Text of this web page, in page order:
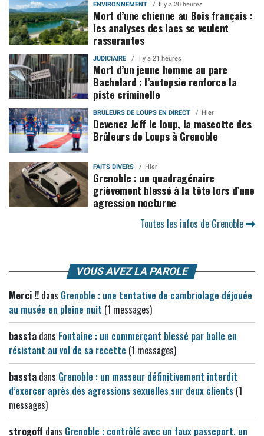
ENVIRONNEMENT Il y a 20 heures
Mort d’une chienne au Bois français :
les analyses des lacs se veulent
rassurantes
JUDICIAIRE Il y a 21 heures
Mort d’un jeune homme au parc
Bachelard : l’autopsie renforce la
piste criminelle
BRÛLEURS DE LOUPS EN DIRECT Hier
Devenez Jeff le loup, la mascotte des
Brûleurs de Loups à Grenoble
FAITS DIVERS Hier
Grenoble : un quadragénaire
grièvement blessé à la tête lors d’une
agression nocturne
Toutes les infos de Grenoble
VOUS AVEZ LA PAROLE
Merci !! dans Grenoble : une tentative de cambriolage déjouée
au musée en pleine nuit (1 messages)
bassta dans Fontaine : un commerçant blessé par balle en
résistant au vol de sa recette (1 messages)
bassta dans Grenoble : un masseur définitivement interdit
d’exercer après des agressions sexuelles sur deux clients (1
messages)
strogoff dans Grenoble : contrôlé avec un faux passeport, un